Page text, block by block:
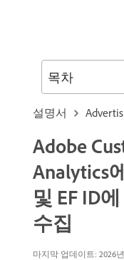
설명서
Adobe
Analytics
및 EF ID
수집
마지막 업데이트: 2026
목차